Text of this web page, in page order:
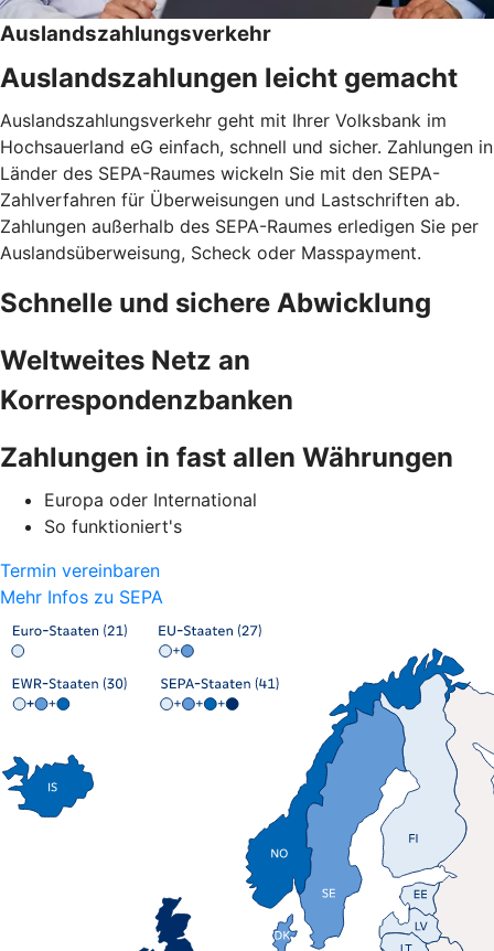
Auslandszahlungsverkehr
Auslandszahlungen leicht gemacht
Auslandszahlungsverkehr geht mit Ihrer Volksbank im
Hochsauerland eG einfach, schnell und sicher. Zahlungen in
Länder des SEPA-Raumes wickeln Sie mit den SEPA-
Zahlverfahren für Überweisungen und Lastschriften ab.
Zahlungen außerhalb des SEPA-Raumes erledigen Sie per
Auslandsüberweisung, Scheck oder Masspayment.
Schnelle und sichere Abwicklung
Weltweites Netz an
Korrespondenzbanken
Zahlungen in fast allen Währungen
Europa oder International
So funktioniert's
Termin vereinbaren
Mehr Infos zu SEPA